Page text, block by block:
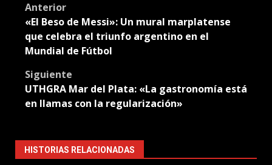
Post
navigation
Anterior
«El Beso de Messi»: Un mural marplatense
que celebra el triunfo argentino en el
Mundial de Fútbol
Siguiente
UTHGRA Mar del Plata: «La gastronomía está
en llamas con la regularización»
HISTORIAS RELACIONADAS